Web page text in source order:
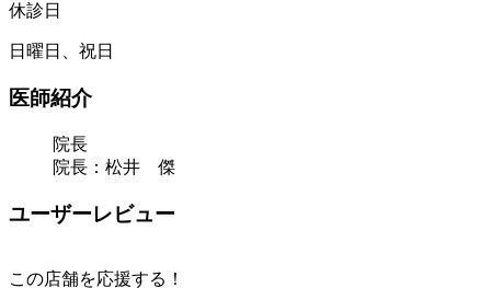
休診日
日曜日、祝日
医師紹介
院長
院長：松井 傑
ユーザーレビュー
この店舗を応援する！